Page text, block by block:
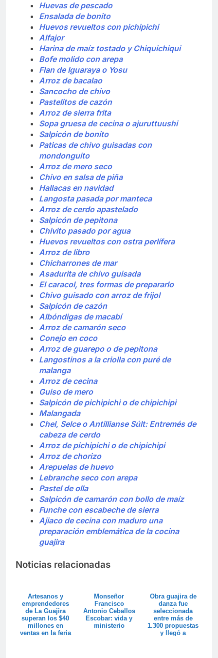
Huevas de pescado
Ensalada de bonito
Huevos revueltos con pichipichi
Alfajor
Harina de maíz tostado y Chiquichiqui
Bofe molido con arepa
Flan de Iguaraya o Yosu
Arroz de bacalao
Sancocho de chivo
Pastelitos de cazón
Arroz de sierra frita
Sopa gruesa de cecina o ajuruttuushi
Salpicón de bonito
Paticas de chivo guisadas con
mondonguito
Arroz de mero seco
Chivo en salsa de piña
Hallacas en navidad
Langosta pasada por manteca
Arroz de cerdo apastelado
Salpicón de pepitona
Chivito pasado por agua
Huevos revueltos con ostra perlífera
Arroz de libro
Chicharrones de mar
Asadurita de chivo guisada
El caracol, tres formas de prepararlo
Chivo guisado con arroz de frijol
Salpicón de cazón
Albóndigas de macabí
Arroz de camarón seco
Conejo en coco
Arroz de guarepo o de pepitona
Langostinos a la criolla con puré de
malanga
Arroz de cecina
Guiso de mero
Salpicón de pichipichi o de chipichipi
Malangada
Chel, Selce o Antillianse Súlt: Entremés de
cabeza de cerdo
Arroz de pichipichi o de chipichipi
Arroz de chorizo
Arepuelas de huevo
Lebranche seco con arepa
Pastel de olla
Salpicón de camarón con bollo de maíz
Funche con escabeche de sierra
Ajiaco de cecina con maduro una
preparación emblemática de la cocina
guajira
Noticias relacionadas
Artesanos y
emprendedores
de La Guajira
superan los $40
millones en
ventas en la feria
Monseñor
Francisco
Antonio Ceballos
Escobar: vida y
ministerio
Obra guajira de
danza fue
seleccionada
entre más de
1.300 propuestas
y llegó a